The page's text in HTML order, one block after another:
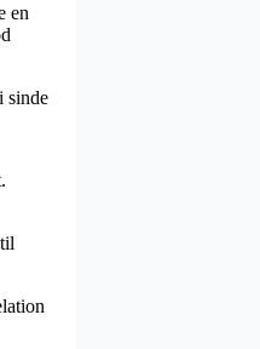
en
sinde